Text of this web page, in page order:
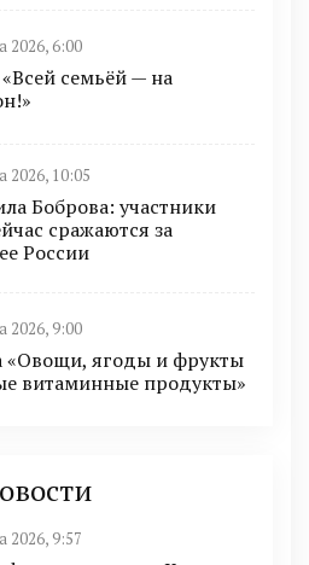
2026, 6:00
семьёй — на
2026, 10:05
Боброва: участники
сражаются за
России
2026, 9:00
«Овощи, ягоды и фрукты
витаминные продукты»
2026, 9:57